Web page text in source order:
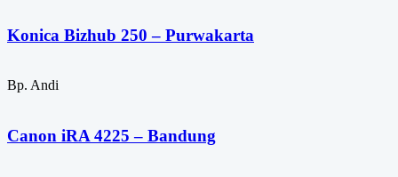
Konica Bizhub 250 – Purwakarta
Bp. Andi
Canon iRA 4225 – Bandung